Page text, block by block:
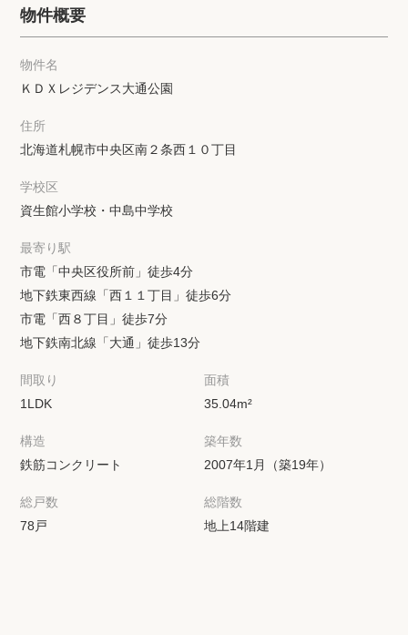
物件概要
物件名
ＫＤＸレジデンス大通公園
住所
北海道札幌市中央区南２条西１０丁目
学校区
資生館小学校・中島中学校
最寄り駅
市電「中央区役所前」徒歩4分
地下鉄東西線「西１１丁目」徒歩6分
市電「西８丁目」徒歩7分
地下鉄南北線「大通」徒歩13分
間取り
1LDK
面積
35.04m²
構造
鉄筋コンクリート
築年数
2007年1月（築19年）
総戸数
78戸
総階数
地上14階建